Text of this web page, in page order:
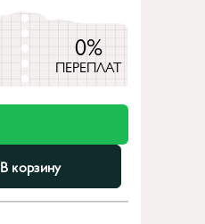
0%
ПЕРЕПЛАТ
В корзину